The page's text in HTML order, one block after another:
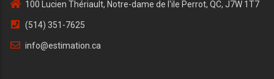
100 Lucien Thériault, Notre-dame de l'ile Perrot, QC, J7W 1T7
(514) 351-7625
info@estimation.ca